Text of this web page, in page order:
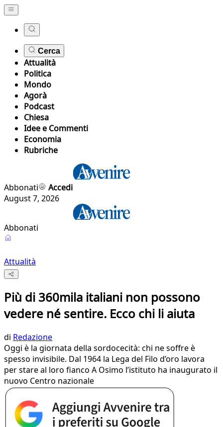
Cerca
Attualità
Politica
Mondo
Agorà
Podcast
Chiesa
Idee e Commenti
Economia
Rubriche
Abbonati
Accedi
August 7, 2026
Abbonati
Attualità
Più di 360mila italiani non possono
vedere né sentire. Ecco chi li aiuta
di Redazione
Oggi è la giornata della sordocecità: chi ne soffre è
spesso invisibile. Dal 1964 la Lega del Filo d’oro lavora
per stare al loro fianco A Osimo l’istituto ha inaugurato il
nuovo Centro nazionale